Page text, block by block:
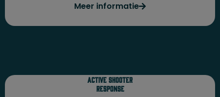
Meer informatie
Active shooter
response